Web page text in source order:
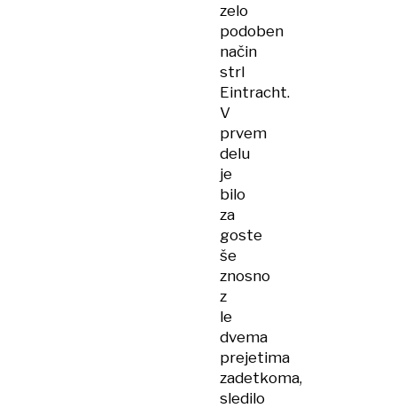
zelo
podoben
način
strl
Eintracht.
V
prvem
delu
je
bilo
za
goste
še
znosno
z
le
dvema
prejetima
zadetkoma,
sledilo